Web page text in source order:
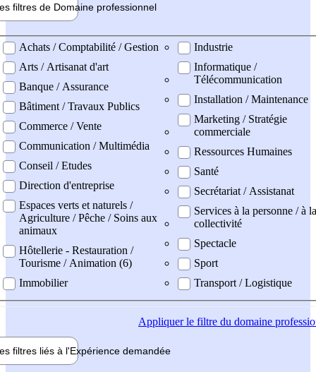
filtres de Domaine professionnel
professionel
Achats / Comptabilité / Gestion
Arts / Artisanat d'art
Banque / Assurance
Bâtiment / Travaux Publics
Commerce / Vente
Communication / Multimédia
Conseil / Etudes
Direction d'entreprise
Espaces verts et naturels /
Agriculture / Pêche / Soins aux
animaux
Hôtellerie - Restauration /
Tourisme / Animation (6)
Immobilier
Industrie
Informatique /
Télécommunication
Installation / Maintenance
Marketing / Stratégie
commerciale
Ressources Humaines
Santé
Secrétariat / Assistanat
Services à la personne / à la
collectivité
Spectacle
Sport
Transport / Logistique
Appliquerle filtre du domaine
filtres liés à l'Expérience demandée